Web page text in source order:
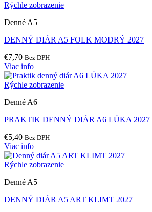
Rýchle zobrazenie
Denné A5
DENNÝ DIÁR A5 FOLK MODRÝ 2027
€7,70 Bez DPH
Viac info
Rýchle zobrazenie
Denné A6
PRAKTIK DENNÝ DIÁR A6 LÚKA 2027
€5,40 Bez DPH
Viac info
Rýchle zobrazenie
Denné A5
DENNÝ DIÁR A5 ART KLIMT 2027